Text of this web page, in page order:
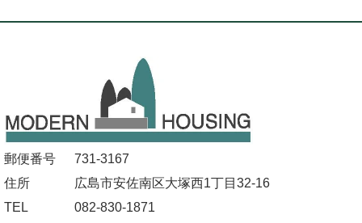
郵便番号
731-3167
住所
広島市安佐南区大塚西1丁目32-16
TEL
082-830-1871